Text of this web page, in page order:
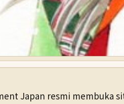
Japan resmi membuka